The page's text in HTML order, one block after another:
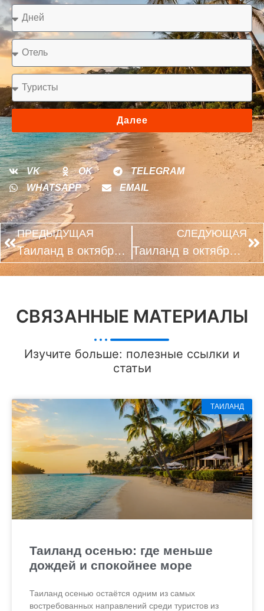
Далее
VK OK
TELEGRAM
WHATSAPP
EMAIL
ПРЕДЫДУЩАЯ
Таиланд в октябре 2026: когда бронировать тур заранее выгоднее
СЛЕДУЮЩАЯ
Таиланд в октябре: чем отличаются Пхукет, Краби и Као Лак в начале сезона
СВЯЗАННЫЕ МАТЕРИАЛЫ
Изучите больше: полезные ссылки и
статьи
ТАИЛАНД
Таиланд осенью: где меньше
дождей и спокойнее море
Таиланд осенью остаётся одним из самых
востребованных направлений среди туристов из